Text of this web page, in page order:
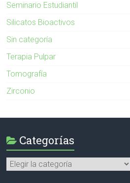
Seminario Estudiantil
Silicatos Bioactivos
Sin categoría
Terapia Pulpar
Tomografía
Zirconio
Categorías
Categorías